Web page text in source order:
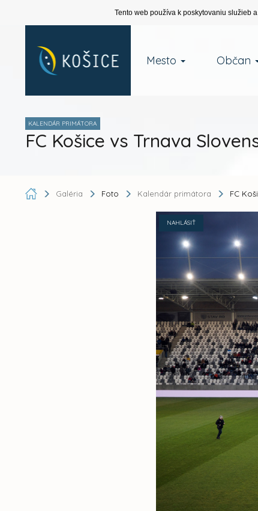
Tento web používa k poskytovaniu služieb
Mesto Občan
KALENDÁR PRIMÁTORA
FC Košice vs Trnava
Galéria Foto Kalendár primátora FC
NAHLÁSIŤ